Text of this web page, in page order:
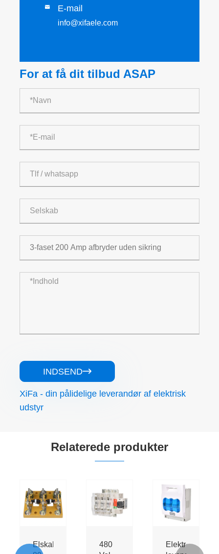
 E-mail
info@xifaele.com
For at få dit tilbud ASAP
INDSEND
XiFa - din pålidelige leverandør af elektrisk
udstyr
Relaterede produkter
Elskab
480
Elektrisk